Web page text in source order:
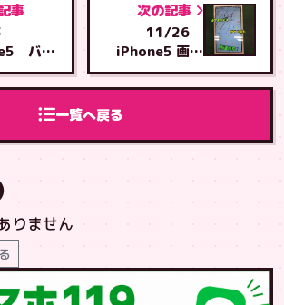
事
バッ
張 豊
らとよ
一覧へ戻る
次の記事
11/26
iPhone5 画面
交換 沖縄市与
儀から泡瀬店へ
りません